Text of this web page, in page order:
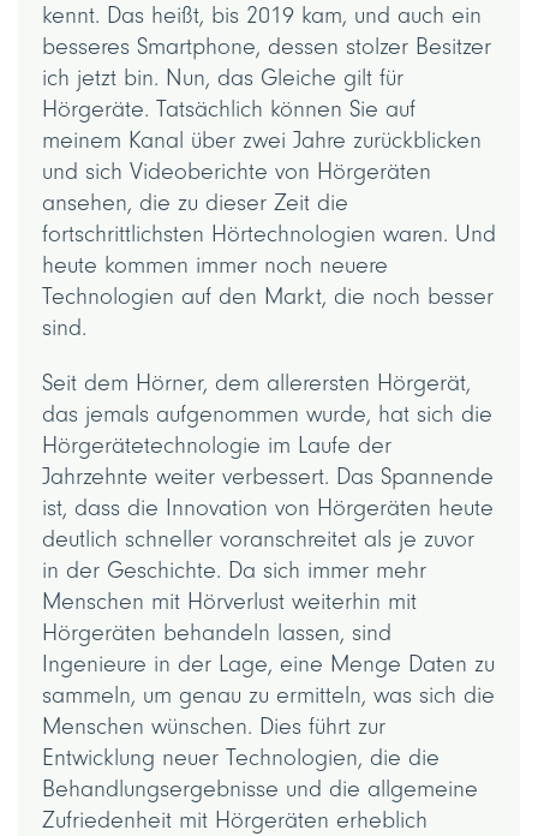
kennt. Das heißt, bis 2019 kam, und auch ein
besseres Smartphone, dessen stolzer Besitzer
ich jetzt bin. Nun, das Gleiche gilt für
Hörgeräte. Tatsächlich können Sie auf
meinem Kanal über zwei Jahre zurückblicken
und sich Videoberichte von Hörgeräten
ansehen, die zu dieser Zeit die
fortschrittlichsten Hörtechnologien waren. Und
heute kommen immer noch neuere
Technologien auf den Markt, die noch besser
sind.
Seit dem Hörner, dem allerersten Hörgerät,
das jemals aufgenommen wurde, hat sich die
Hörgerätetechnologie im Laufe der
Jahrzehnte weiter verbessert. Das Spannende
ist, dass die Innovation von Hörgeräten heute
deutlich schneller voranschreitet als je zuvor
in der Geschichte. Da sich immer mehr
Menschen mit Hörverlust weiterhin mit
Hörgeräten behandeln lassen, sind
Ingenieure in der Lage, eine Menge Daten zu
sammeln, um genau zu ermitteln, was sich die
Menschen wünschen. Dies führt zur
Entwicklung neuer Technologien, die die
Behandlungsergebnisse und die allgemeine
Zufriedenheit mit Hörgeräten erheblich